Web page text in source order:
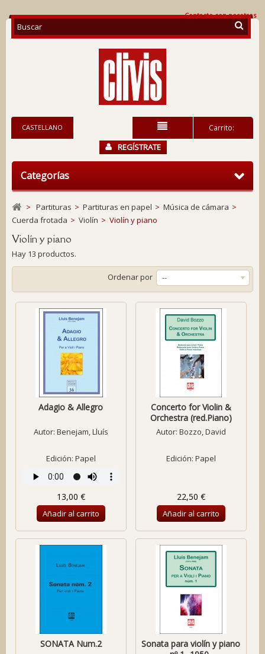
Contacte con nosotros
Carrito:
CASTELLANO
REGÍSTRATE
Categorías
> Partituras > Partituras en papel > Música de cámara >
Cuerda frotada > Violín > Violín y piano
Violín y piano
Hay 13 productos.
Ordenar por --
Adagio & Allegro
Autor: Benejam, Lluís
Edición: Papel
13,00 €
Añadir al carrito
Concerto for Violin &
Orchestra (red.Piano)
Autor: Bozzo, David
Edición: Papel
22,50 €
Añadir al carrito
SONATA Num.2
Sonata para violín y piano